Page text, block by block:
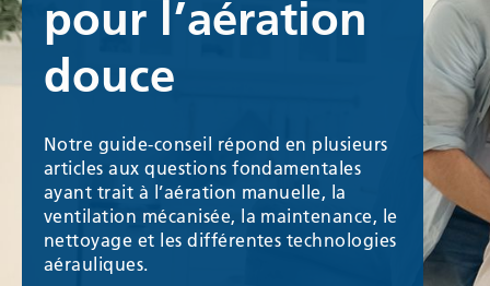
pour l’aération
douce
Notre guide-conseil répond en plusieurs
articles aux questions fondamentales
ayant trait à l’aération manuelle, la
ventilation mécanisée, la maintenance, le
nettoyage et les différentes technologies
aérauliques.